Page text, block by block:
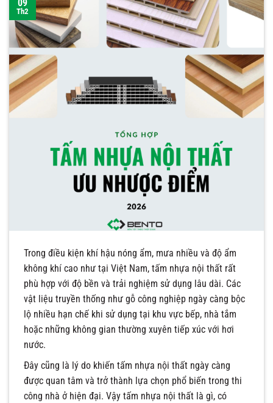
09
Th2
Trong điều kiện khí hậu nóng ẩm, mưa nhiều và độ ẩm
không khí cao như tại Việt Nam, tấm nhựa nội thất rất
phù hợp với độ bền và trải nghiệm sử dụng lâu dài. Các
vật liệu truyền thống như gỗ công nghiệp ngày càng bộc
lộ nhiều hạn chế khi sử dụng tại khu vực bếp, nhà tắm
hoặc những không gian thường xuyên tiếp xúc với hơi
nước.
Đây cũng là lý do khiến tấm nhựa nội thất ngày càng
được quan tâm và trở thành lựa chọn phổ biến trong thi
công nhà ở hiện đại. Vậy tấm nhựa nội thất là gì, có